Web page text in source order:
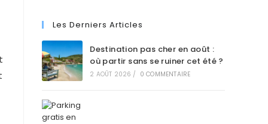
Les Derniers Articles
Destination pas cher en août :
où partir sans se ruiner cet été ?
2 AOÛT 2026 / 0 COMMENTAIRE